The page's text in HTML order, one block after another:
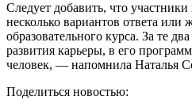
Следует добавить, что
несколько вариантов ответа
образовательного курса. За те
развития карьеры, в его
человек, — напомнила Наталья
Поделиться новостью: